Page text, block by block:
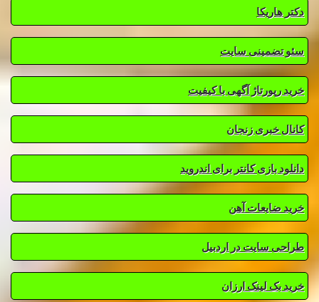
دکتر هاریکا
سئو تضمینی سایت
خرید رپورتاژ آگهی با کیفیت
کانال خبری زنجان
دانلود بازی کانتر برای اندروید
خرید ضایعات آهن
طراحی سایت در اردبیل
خرید بک لینک ارزان